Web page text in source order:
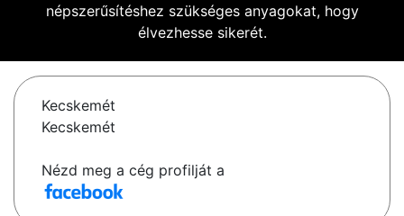
népszerűsítéshez szükséges anyagokat, hogy
élvezhesse sikerét.
Kecskemét
Kecskemét
Nézd meg a cég profilját a